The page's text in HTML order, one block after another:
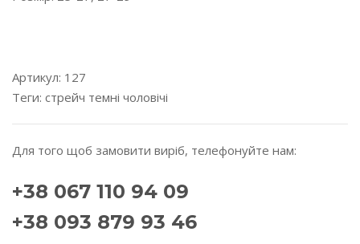
Артикул: 127
Теги: стрейч темні чоловічі
Для того щоб замовити виріб, телефонуйте нам:
+38 067 110 94 09
+38 093 879 93 46